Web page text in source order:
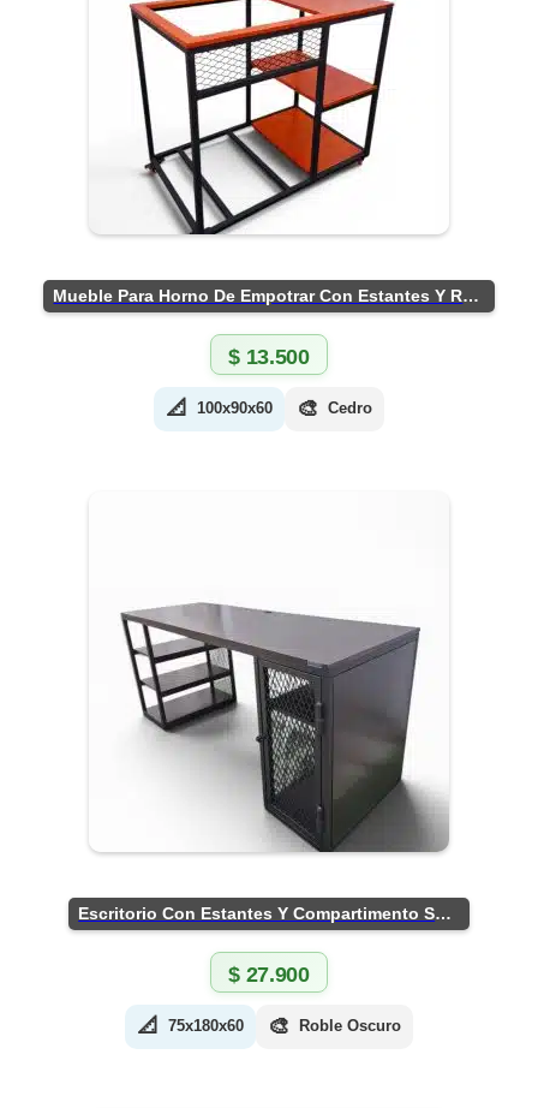
Mueble Para Horno De Empotrar Con Estantes Y Ruedas
$13.500
📐 100x90x60 🎨 Cedro
Escritorio Con Estantes Y Compartimento Seguro
$27.900
📐 75x180x60 🎨 Roble Oscuro